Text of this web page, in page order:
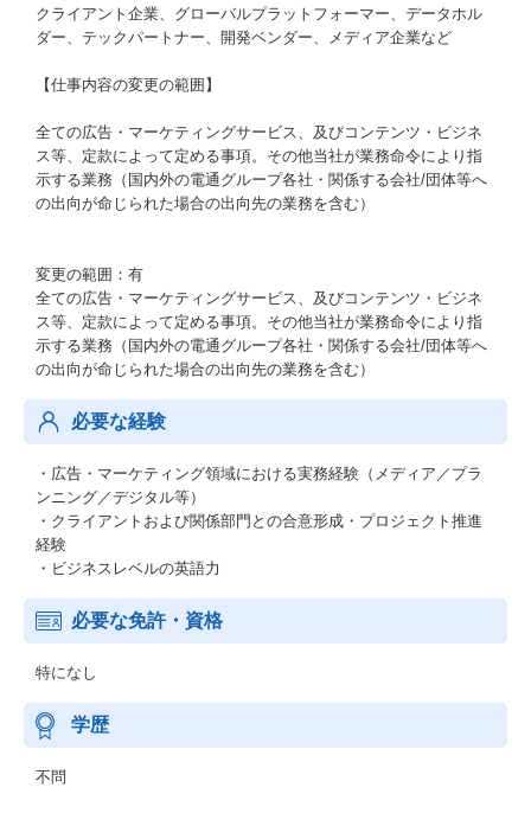
クライアント企業、グローバルプラットフォーマー、データホル
ダー、テックパートナー、開発ベンダー、メディア企業など
【仕事内容の変更の範囲】
全ての広告・マーケティングサービス、及びコンテンツ・ビジネ
ス等、定款によって定める事項。その他当社が業務命令により指
示する業務（国内外の電通グループ各社・関係する会社/団体等へ
の出向が命じられた場合の出向先の業務を含む）
変更の範囲：有
全ての広告・マーケティングサービス、及びコンテンツ・ビジネ
ス等、定款によって定める事項。その他当社が業務命令により指
示する業務（国内外の電通グループ各社・関係する会社/団体等へ
の出向が命じられた場合の出向先の業務を含む）
必要な経験
・広告・マーケティング領域における実務経験（メディア／プラ
ンニング／デジタル等）
・クライアントおよび関係部門との合意形成・プロジェクト推進
経験
・ビジネスレベルの英語力
必要な免許・資格
特になし
学歴
不問